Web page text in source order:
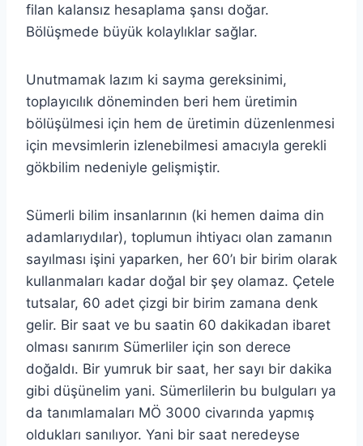
filan kalansız hesaplama şansı doğar.
Bölüşmede büyük kolaylıklar sağlar.
Unutmamak lazım ki sayma gereksinimi,
toplayıcılık döneminden beri hem üretimin
bölüşülmesi için hem de üretimin düzenlenmesi
için mevsimlerin izlenebilmesi amacıyla gerekli
gökbilim nedeniyle gelişmiştir.
Sümerli bilim insanlarının (ki hemen daima din
adamlarıydılar), toplumun ihtiyacı olan zamanın
sayılması işini yaparken, her 60’ı bir birim olarak
kullanmaları kadar doğal bir şey olamaz. Çetele
tutsalar, 60 adet çizgi bir birim zamana denk
gelir. Bir saat ve bu saatin 60 dakikadan ibaret
olması sanırım Sümerliler için son derece
doğaldı. Bir yumruk bir saat, her sayı bir dakika
gibi düşünelim yani. Sümerlilerin bu bulguları ya
da tanımlamaları MÖ 3000 civarında yapmış
oldukları sanılıyor. Yani bir saat neredeyse